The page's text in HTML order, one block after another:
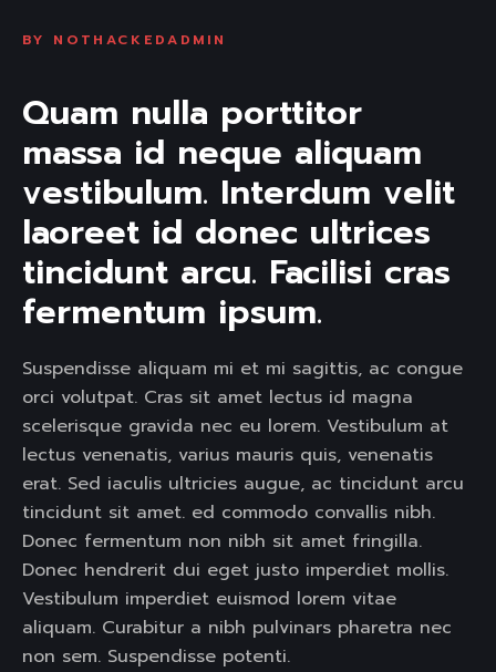
BY NOTHACKEDADMIN
Quam nulla porttitor
massa id neque aliquam
vestibulum. Interdum velit
laoreet id donec ultrices
tincidunt arcu. Facilisi cras
fermentum ipsum.
Suspendisse aliquam mi et mi sagittis, ac congue
orci volutpat. Cras sit amet lectus id magna
scelerisque gravida nec eu lorem. Vestibulum at
lectus venenatis, varius mauris quis, venenatis
erat. Sed iaculis ultricies augue, ac tincidunt arcu
tincidunt sit amet. ed commodo convallis nibh.
Donec fermentum non nibh sit amet fringilla.
Donec hendrerit dui eget justo imperdiet mollis.
Vestibulum imperdiet euismod lorem vitae
aliquam. Curabitur a nibh pulvinars pharetra nec
non sem. Suspendisse potenti.